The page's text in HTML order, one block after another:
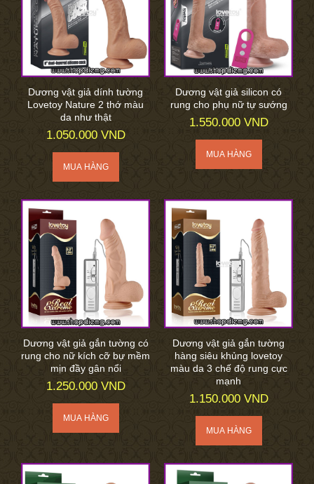
Dương vật giả dính tường
Lovetoy Nature 2 thớ màu
da như thật
1.050.000 VND
Dương vật giả silicon có
rung cho phụ nữ tự sướng
1.550.000 VND
Dương vật giả gắn tường có
rung cho nữ kích cỡ bự mềm
mịn đầy gân nổi
1.250.000 VND
Dương vật giả gắn tường
hàng siêu khủng lovetoy
màu da 3 chế độ rung cực
mạnh
1.150.000 VND